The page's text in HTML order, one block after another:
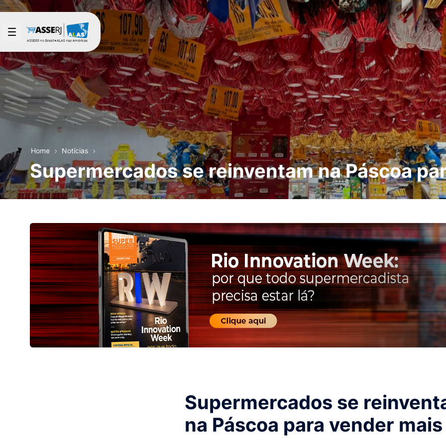
Pular para o Conteúdo principal
Home Notícias
Supermercados se reinventam na Páscoa
Supermercados se
na Páscoa para vender mais